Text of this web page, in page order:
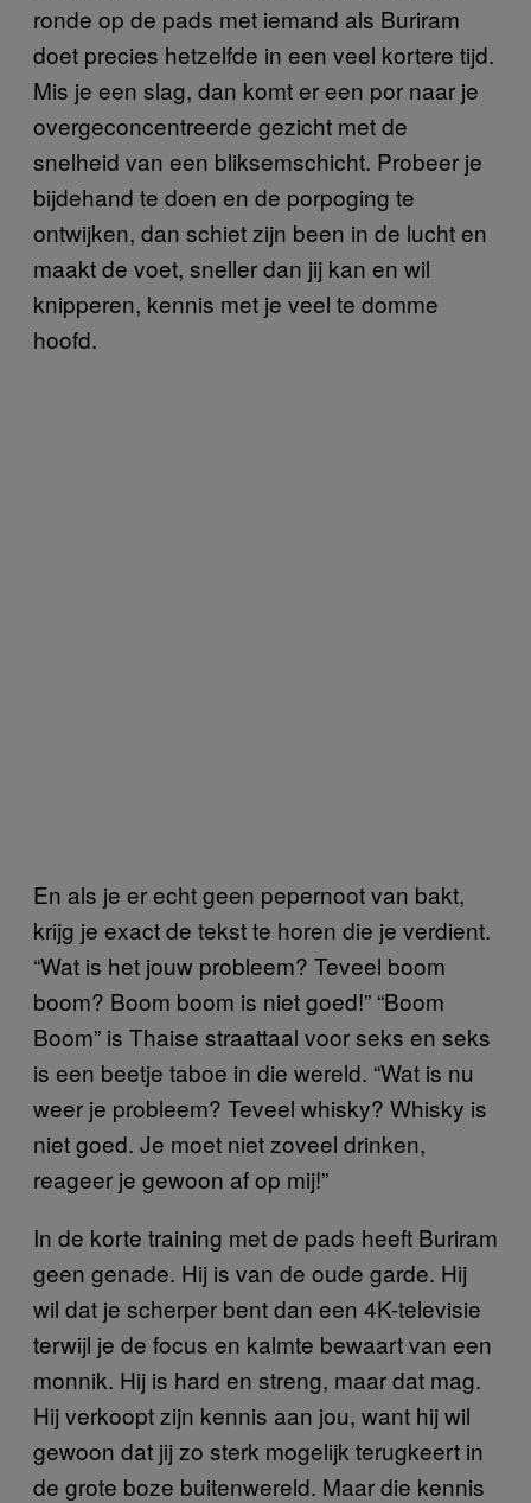
ronde op de pads met iemand als Buriram
doet precies hetzelfde in een veel kortere tijd.
Mis je een slag, dan komt er een por naar je
overgeconcentreerde gezicht met de
snelheid van een bliksemschicht. Probeer je
bijdehand te doen en de porpoging te
ontwijken, dan schiet zijn been in de lucht en
maakt de voet, sneller dan jij kan en wil
knipperen, kennis met je veel te domme
hoofd.
En als je er echt geen pepernoot van bakt,
krijg je exact de tekst te horen die je verdient.
“Wat is het jouw probleem? Teveel boom
boom? Boom boom is niet goed!” “Boom
Boom” is Thaise straattaal voor seks en seks
is een beetje taboe in die wereld. “Wat is nu
weer je probleem? Teveel whisky? Whisky is
niet goed. Je moet niet zoveel drinken,
reageer je gewoon af op mij!”
In de korte training met de pads heeft Buriram
geen genade. Hij is van de oude garde. Hij
wil dat je scherper bent dan een 4K-televisie
terwijl je de focus en kalmte bewaart van een
monnik. Hij is hard en streng, maar dat mag.
Hij verkoopt zijn kennis aan jou, want hij wil
gewoon dat jij zo sterk mogelijk terugkeert in
de grote boze buitenwereld. Maar die kennis